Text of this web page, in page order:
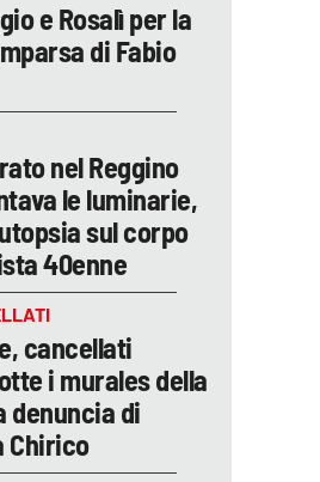
e Rosalì per la
di Fabio
nel Reggino
le luminarie,
sul corpo
40enne
cancellati
i murales della
denuncia di
Chirico